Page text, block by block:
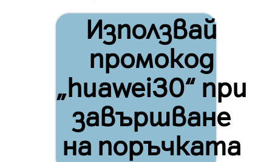
Използвай
промокод
„huawei30“ при
завършване
на поръчката